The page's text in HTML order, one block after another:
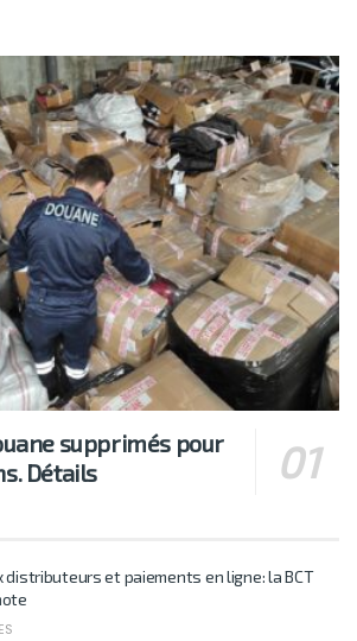
supprimés pour
Détails
distributeurs et paiements en ligne: la BCT